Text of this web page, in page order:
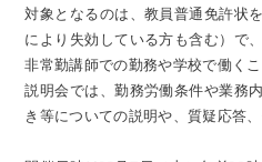
対象となるのは、教員普通免許状
により失効している方も含む）で
非常勤講師での勤務や学校で働く
説明会では、勤務労働条件や業務
き等についての説明や、質疑応答